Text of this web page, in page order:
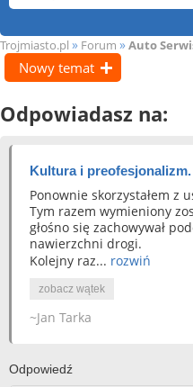
Trojmiasto.pl » Forum » Auto
Nowy temat
Odpowiadasz na:
Kultura i preofesjonalizm.
Ponownie skorzystałem z
Tym razem wymieniony
głośno się zachowywał
nawierzchni drogi.
Kolejny raz... rozwiń
zobacz wątek
~Jan Tarka
Odpowiedź